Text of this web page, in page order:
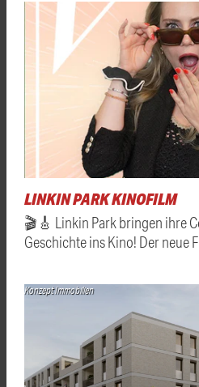
LINKIN PARK KINOFILM
🎬🎸 Linkin Park bringen ihre
Geschichte ins Kino! Der neue
Konzept Immobilien